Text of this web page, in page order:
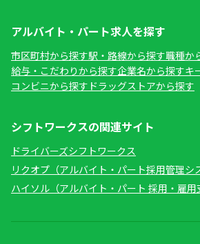
アルバイト・パート求人を探す
市区町村から探す駅・路線から探す職種か
給与・こだわりから探す企業名から探すキ
コンビニから探す ドラッグストアから探す
シフトワークスの関連サイト
ドライバーズシフトワークス
リクオプ（アルバイト・パート採用管理シ
ハイソル（アルバイト・パート 採用・雇用